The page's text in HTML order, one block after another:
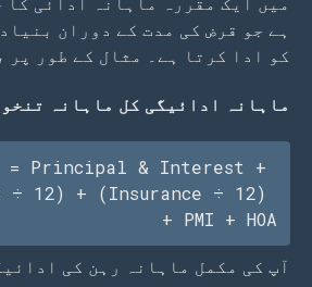
ہے جو قرض کی مدت کے دوران
کو ادا کرتا ہے۔ مثال کے طور پر ،
ماہانہ ادائیگی کل ماہانہ
= Principal & Interest +
÷ 12) + (Insurance ÷ 12)
+ PMI + HOA
آپ کی مکمل ماہانہ رہن کی